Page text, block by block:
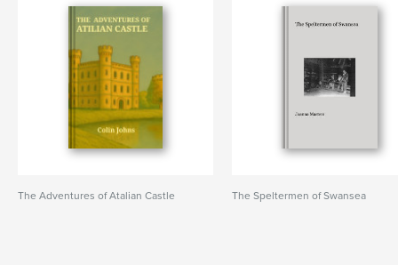
The Adventures of Atalian Castle The Speltermen of Swansea